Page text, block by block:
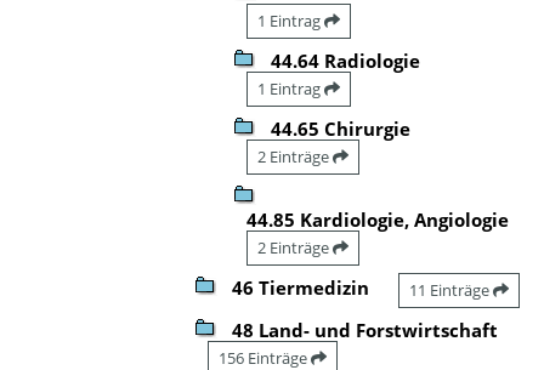
1 Eintrag
44.64 Radiologie
1 Eintrag
44.65 Chirurgie
2 Einträge
44.85 Kardiologie, Angiologie
2 Einträge
46 Tiermedizin 11 Einträge
48 Land- und Forstwirtschaft
156 Einträge